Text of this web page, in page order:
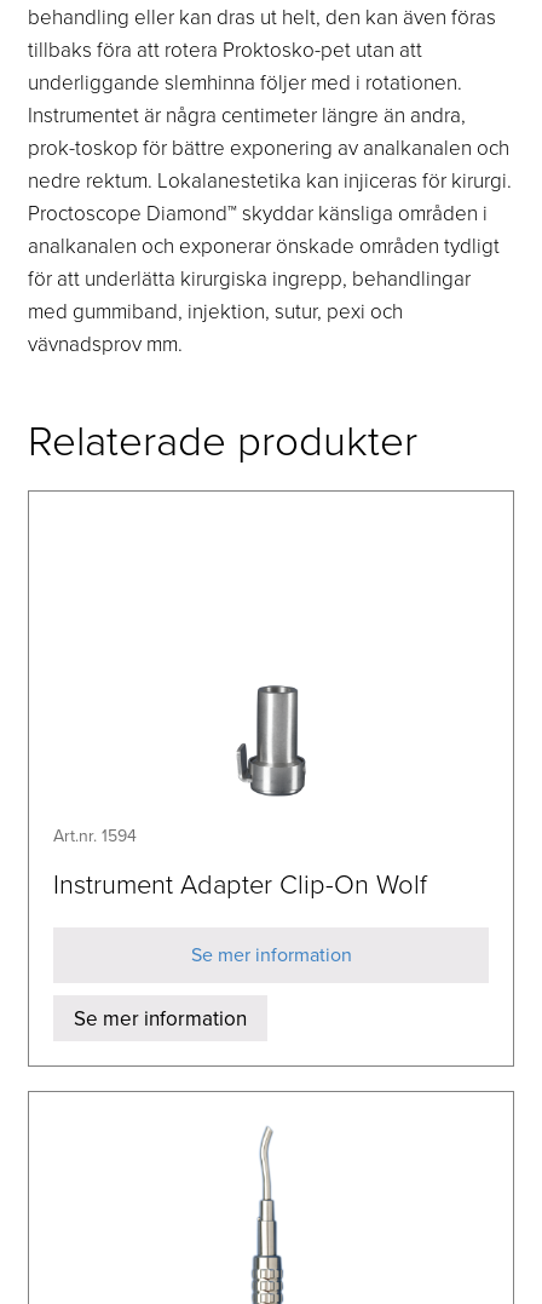
behandling eller kan dras ut helt, den kan även föras
tillbaks föra att rotera Proktosko-pet utan att
underliggande slemhinna följer med i rotationen.
Instrumentet är några centimeter längre än andra,
prok-toskop för bättre exponering av analkanalen och
nedre rektum. Lokalanestetika kan injiceras för kirurgi.
Proctoscope Diamond™ skyddar känsliga områden i
analkanalen och exponerar önskade områden tydligt
för att underlätta kirurgiska ingrepp, behandlingar
med gummiband, injektion, sutur, pexi och
vävnadsprov mm.
Relaterade produkter
Art.nr. 1594
Instrument Adapter Clip-On Wolf
Se mer information
Se mer information